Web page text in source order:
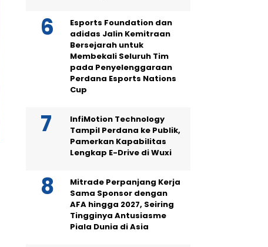
Esports Foundation dan
adidas Jalin Kemitraan
Bersejarah untuk
Membekali Seluruh Tim
pada Penyelenggaraan
Perdana Esports Nations
Cup
InfiMotion Technology
Tampil Perdana ke Publik,
Pamerkan Kapabilitas
Lengkap E-Drive di Wuxi
Mitrade Perpanjang Kerja
Sama Sponsor dengan
AFA hingga 2027, Seiring
Tingginya Antusiasme
Piala Dunia di Asia